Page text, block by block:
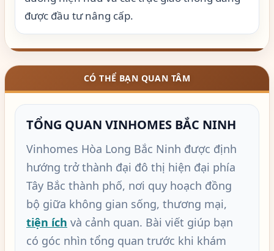
được đầu tư nâng cấp.
CÓ THỂ BẠN QUAN TÂM
TỔNG QUAN VINHOMES BẮC NINH
Vinhomes Hòa Long Bắc Ninh được định
hướng trở thành đại đô thị hiện đại phía
Tây Bắc thành phố, nơi quy hoạch đồng
bộ giữa không gian sống, thương mại,
tiện ích và cảnh quan. Bài viết giúp bạn
có góc nhìn tổng quan trước khi khám